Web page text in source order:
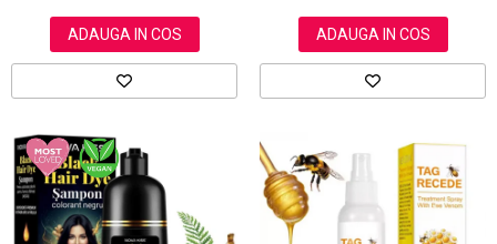
ADAUGA IN COS ADAUGA IN COS